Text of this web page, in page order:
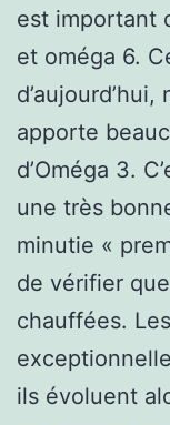
est important
et oméga 6.
apporte
d’Oméga 3.
une très
minutie «
de vérifier
chauffées.
ils évoluent